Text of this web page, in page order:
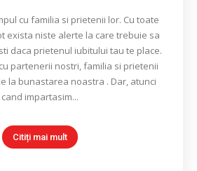
cu familia si prietenii lor. Cu toate
exista niste alerte la care trebuie sa
daca prietenul iubitului tau te place.
partenerii nostri, familia si prietenii
la bunastarea noastra . Dar, atunci
cand impartasim...
Citiți mai mult